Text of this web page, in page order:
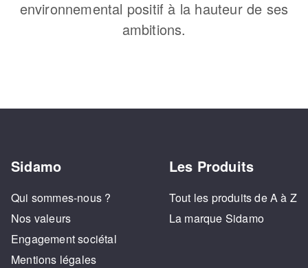
environnemental positif à la hauteur de ses
ambitions.
Sidamo
Qui sommes-nous ?
Nos valeurs
Engagement sociétal
Mentions légales
Les Produits
Tout les produits de A à Z
La marque Sidamo